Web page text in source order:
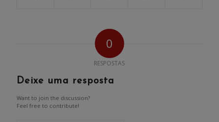
0
RESPOSTAS
Deixe uma resposta
Want to join the discussion?
Feel free to contribute!